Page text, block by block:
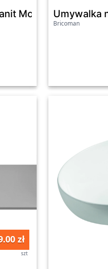
Moduo 35x35 cm
Umywalka
Bricoman
zł
szt